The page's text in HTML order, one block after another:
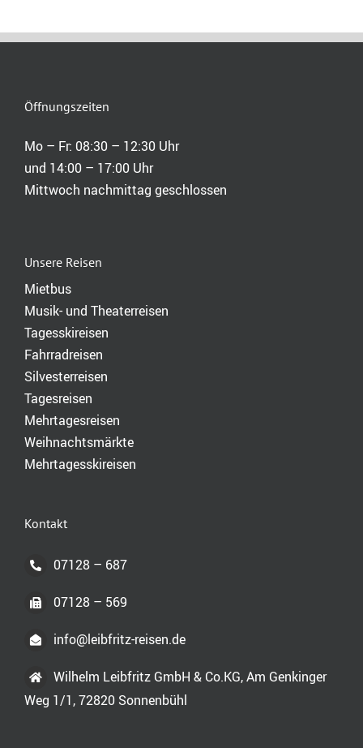
Öffnungszeiten
Mo – Fr: 08:30 – 12:30 Uhr
und 14:00 – 17:00 Uhr
Mittwoch nachmittag geschlossen
Kontakt
07128 – 687
07128 – 569
info@leibfritz-reisen.de
Wilhelm Leibfritz GmbH & Co.KG, Am Genkinger
Weg 1/1, 72820 Sonnenbühl
Unsere Reisen
Mietbus
Musik- und Theaterreisen
Tagesskireisen
Fahrradreisen
Silvesterreisen
Tagesreisen
Mehrtagesreisen
Weihnachtsmärkte
Mehrtagesskireisen